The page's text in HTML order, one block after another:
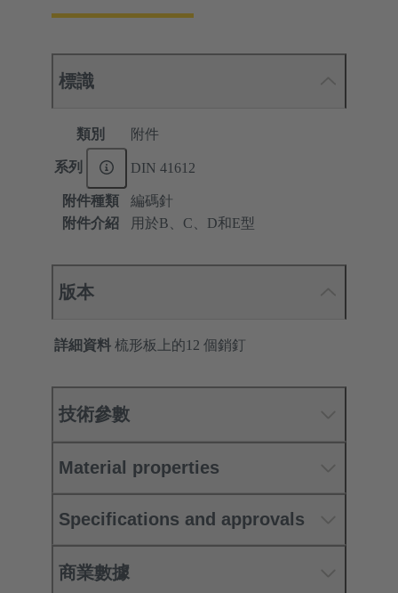
標識
類別 附件
系列 DIN 41612
附件種類
編碼針
附件介紹
用於B、C、D和E型
版本
詳細資料 梳形板上的12 個銷釘
技術參數
Material properties
Specifications and approvals
商業數據